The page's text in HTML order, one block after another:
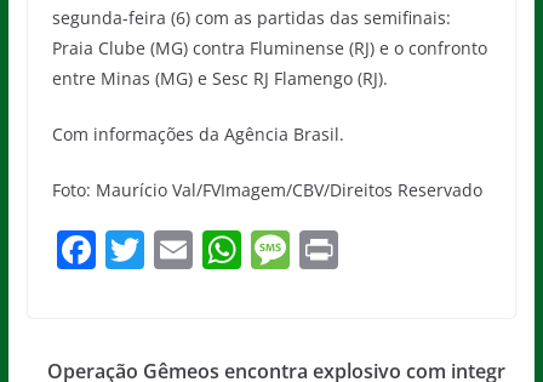
segunda-feira (6) com as partidas das semifinais:
Praia Clube (MG) contra Fluminense (RJ) e o confronto
entre Minas (MG) e Sesc RJ Flamengo (RJ).
Com informações da Agência Brasil.
Foto: Maurício Val/FVImagem/CBV/Direitos Reservado
F
e
T
er
E
l
W
s
M
a
Pr
Operação Gêmeos encontra explosivo com integr